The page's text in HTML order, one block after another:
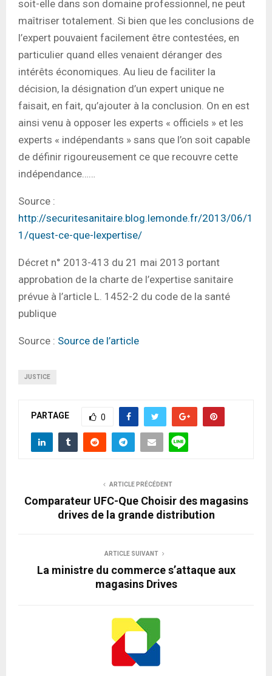
soit-elle dans son domaine professionnel, ne peut
maîtriser totalement. Si bien que les conclusions de
l’expert pouvaient facilement être contestées, en
particulier quand elles venaient déranger des
intérêts économiques. Au lieu de faciliter la
décision, la désignation d’un expert unique ne
faisait, en fait, qu’ajouter à la conclusion. On en est
ainsi venu à opposer les experts « officiels » et les
experts « indépendants » sans que l’on soit capable
de définir rigoureusement ce que recouvre cette
indépendance……
Source :
http://securitesanitaire.blog.lemonde.fr/2013/06/1
1/quest-ce-que-lexpertise/
Décret n° 2013-413 du 21 mai 2013 portant
approbation de la charte de l’expertise sanitaire
prévue à l’article L. 1452-2 du code de la santé
publique
Source : Source de l’article
JUSTICE
PARTAGE 0
ARTICLE PRÉCÉDENT
Comparateur UFC-Que Choisir des magasins
drives de la grande distribution
ARTICLE SUIVANT
La ministre du commerce s’attaque aux
magasins Drives